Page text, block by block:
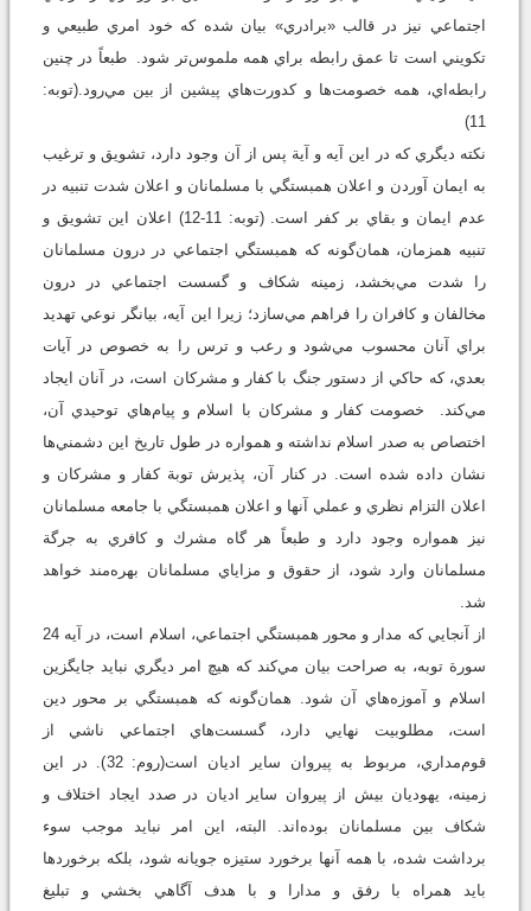
اجتماعي نيز در قالب «برادري» بيان شده كه خود امري طبيعي و
تكويني است تا عمق رابطه براي همه ملموس‌تر شود. طبعاً در چنين
رابطه‌اي، همه خصومت‌ها و كدورت‌هاي پيشين از بين مي‌رود.(توبه:
11)
نكته ديگري كه در اين آيه و آية پس از آن وجود دارد، تشويق و ترغيب
به ايمان آوردن و اعلان همبستگي با مسلمانان و اعلان شدت تنبيه در
عدم ايمان و بقاي بر كفر است. (توبه: 11-12) اعلان اين تشويق و
تنبيه همزمان، همان‌گونه كه همبستگي اجتماعي در درون مسلمانان
را شدت مي‌بخشد، زمينه شكاف و گسست اجتماعي در درون
مخالفان و كافران را فراهم مي‌سازد؛ زيرا اين آيه، بيانگر نوعي تهديد
براي آنان محسوب مي‌شود و رعب و ترس را به خصوص در آيات
بعدي، كه حاكي از دستور جنگ با كفار و مشركان است، در آنان ايجاد
مي‌كند. خصومت كفار و مشركان با اسلام و پيام‌هاي توحيدي آن،
اختصاص به صدر اسلام نداشته و همواره در طول تاريخ اين دشمني‌ها
نشان داده شده است. در كنار آن، پذيرش توبة كفار و مشركان و
اعلان التزام نظري و عملي آنها و اعلان همبستگي با جامعه مسلمانان
نيز همواره وجود دارد و طبعاً هر گاه مشرك و كافري به جرگة
مسلمانان وارد شود، از حقوق و مزاياي مسلمانان بهره‌مند خواهد
شد.
از آنجايي كه مدار و محور همبستگي اجتماعي، اسلام است، در آيه 24
سورة توبه، به صراحت بيان مي‌كند كه هيچ امر ديگري نبايد جايگزين
اسلام و آموزه‌هاي آن شود. همان‌گونه كه همبستگي بر محور دين
است، مطلوبيت نهايي دارد، گسست‌هاي اجتماعي ناشي از
قوم‌مداري، مربوط به پيروان ساير اديان است(روم: 32). در اين
زمينه، يهوديان بيش از پيروان ساير اديان در صدد ايجاد اختلاف و
شكاف بين مسلمانان بوده‌اند. البته، اين امر نبايد موجب سوء
برداشت شده، با همه آنها برخورد ستيزه جويانه شود، بلكه برخوردها
بايد همراه با رفق و مدارا و با هدف آگاهي بخشي و تبليغ